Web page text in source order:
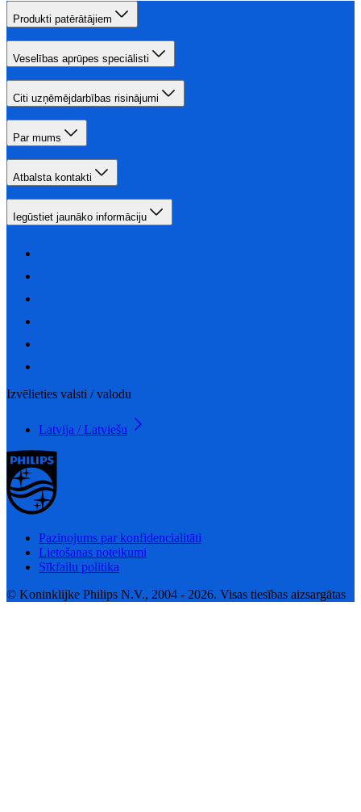
Produkti patērātājiem
Veselības aprūpes speciālisti
Citi uzņēmējdarbības risinājumi
Par mums
Atbalsta kontakti
Iegūstiet jaunāko informāciju
Izvēlieties valsti / valodu
Latvija / Latviešu
Paziņojums par konfidencialitāti
Lietošanas noteikumi
Sīkfailu politika
© Koninklijke Philips N.V., 2004 - 2026. Visas tiesības aizsargātas